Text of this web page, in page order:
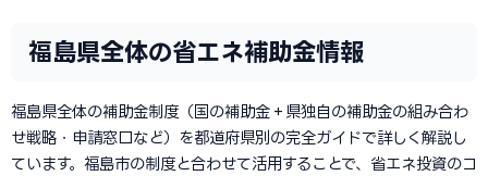
福島県全体の省エネ補助金情報
福島県全体の補助金制度（国の補助金＋県独自の補助金の組み合わ
せ戦略・申請窓口など）を都道府県別の完全ガイドで詳しく解説し
ています。福島市の制度と合わせて活用することで、省エネ投資のコ